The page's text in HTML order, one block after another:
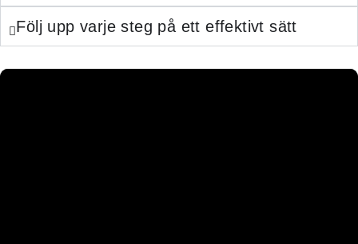
Följ upp varje steg på ett effektivt sätt